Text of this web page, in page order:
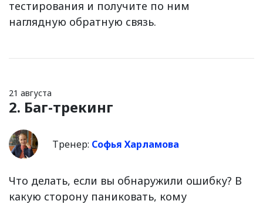
тестирования и получите по ним
наглядную обратную связь.
21 августа
2. Баг-трекинг
Тренер: Софья Харламова
Что делать, если вы обнаружили ошибку? В
какую сторону паниковать, кому